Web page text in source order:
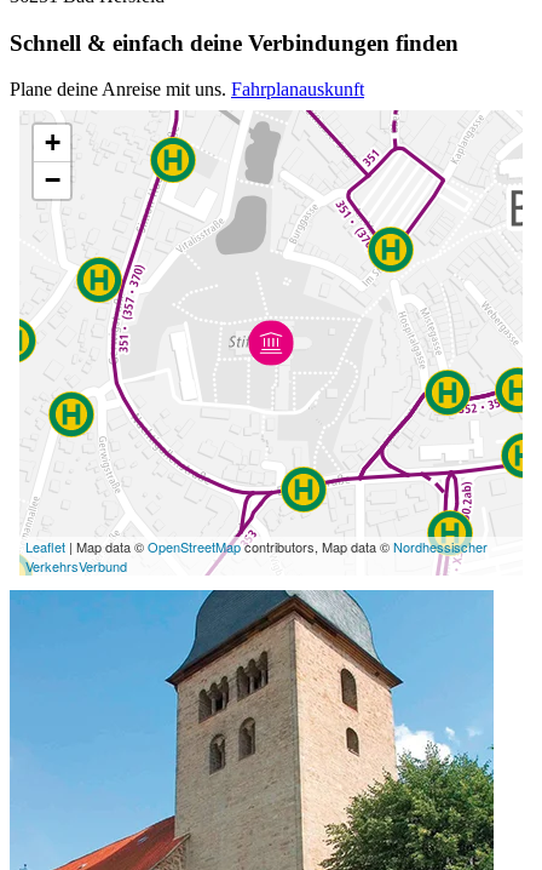
Schnell & einfach deine Verbindungen finden
Plane deine Anreise mit uns. Fahrplanauskunft